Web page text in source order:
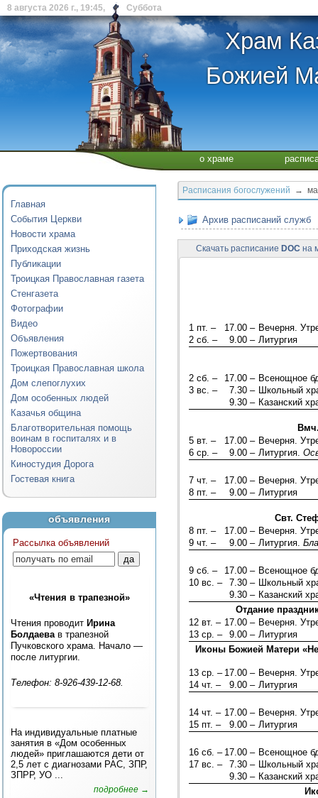
8 августа 2026 г., 19:45, Суббота
Храм
Божией
о храме
Главная
События Церкви
Новости храма
Приходская жизнь
Публикации
Троицкая Православная газета
Стенгазета
Фотографии
Видео
Объявления
Пожертвования
Троицкая Православная школа
Дом слепоглухих
Дом особенных людей
Казачья община
Благотворительная помощь
воинам в госпиталях и в
Новороссии
Киностудия Дорога
Гостевая книга
объявления
Рассылка объявлений
«Чтения в трапезной»
Чтения проводит Ирина
Болдаева в трапезной
Пучковского храма. Начало —
после литургии.
Телефон: 8-926-439-12-68.
На индивидуальные платные
занятия в «Дом особенных
людей» приглашаются дети от
2,5 лет с диагнозами РАС, ЗПР,
ЗПРР, УО ...
подробнее →
Расписания богослужений →
Архив расписаний служб
Скачать расписание DOC на
1 пт. – 17.00 – Вечерня.
2 сб. –
9.00 – Литургия
2 сб. – 17.00 – Всенощное
3 вс. –
7.30 – Школьный
9.30 – Казанский
5 вт. –
17.00 – Вечерня.
6 ср. –
9.00 – Литургия.
7 чт. – 17.00 – Вечерня.
8 пт. –
9.00 – Литургия
Свт.
8 пт. –
17.00 – Вечерня.
9 чт. –
9.00 – Литургия.
9 сб. – 17.00 – Всенощное
10 вс. –
7.30 – Школьный
9.30 – Казанский
Отдание
12 вт. – 17.00 – Вечерня.
13 ср. –
9.00 – Литургия
Иконы Божией Матери
13 ср. – 17.00 – Вечерня.
14 чт. –
9.00 – Литургия
14 чт. – 17.00 – Вечерня.
15 пт. –
9.00 – Литургия
16 сб. – 17.00 – Всенощное
17 вс. –
7.30 – Школьный
9.30 – Казанский